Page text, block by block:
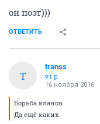
он поэт)))
ОТВЕТИТЬ
T
transs
v.i.p.
16 ноября 2016
Борьба кланов.
Да ещё каких.